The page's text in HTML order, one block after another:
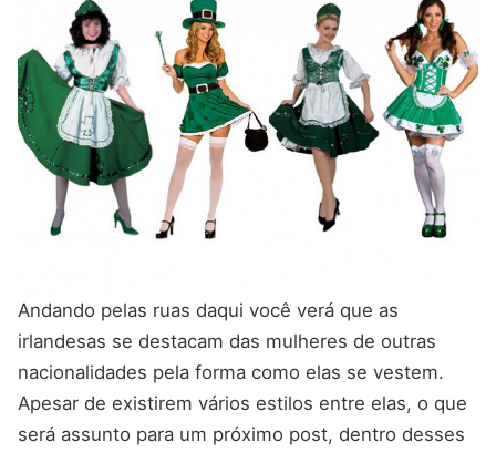
Andando pelas ruas daqui você verá que as
irlandesas se destacam das mulheres de outras
nacionalidades pela forma como elas se vestem.
Apesar de existirem vários estilos entre elas, o que
será assunto para um próximo post, dentro desses